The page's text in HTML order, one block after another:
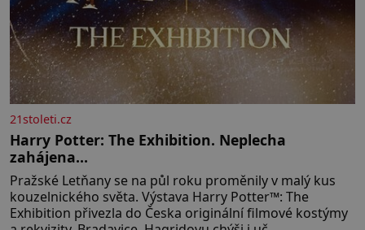
21stoleti.cz
Harry Potter: The Exhibition. Neplecha
zahájena…
Pražské Letňany se na půl roku proměnily v malý kus
kouzelnického světa. Výstava Harry Potter™: The
Exhibition přivezla do Česka originální filmové kostýmy